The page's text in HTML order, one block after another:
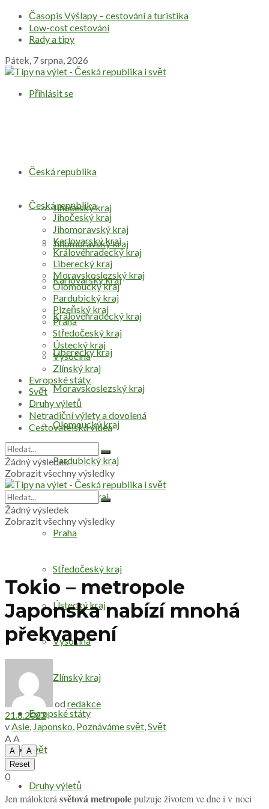
Časopis Výšlapy – cestování a turistika
Low-cost cestování
Rady a tipy
Pátek, 7 srpna, 2026
Přihlásit se
Česká republika
Jihočeský kraj
Jihomoravský kraj
Karlovarský kraj
Královéhradecký kraj
Liberecký kraj
Moravskoslezský kraj
Olomoucký kraj
Pardubický kraj
Plzeňský kraj
Praha
Středočeský kraj
Ústecký kraj
Vysočina
Zlínský kraj
Evropské státy
Svět
Druhy výletů
Česká republika
Jihočeský kraj
Jihomoravský kraj
Karlovarský kraj
Královéhradecký kraj
Liberecký kraj
Moravskoslezský kraj
Olomoucký kraj
Pardubický kraj
Plzeňský kraj
Praha
Středočeský kraj
Ústecký kraj
Vysočina
Zlínský kraj
Evropské státy
Svět
Druhy výletů
Netradiční výlety a dovolená
Cestovatelská videa
Žádný výsledek
Zobrazit všechny výsledky
Žádný výsledek
Zobrazit všechny výsledky
Tokio – metropole
Japonska nabízí mnohá
překvapení
od redakce
21.8.2022
vAsie, Japonsko, Poznáváme svět,Svět
AA
A
A
Reset
0
Jen málokterá světová metropolepulzuje životem ve dne i v noci